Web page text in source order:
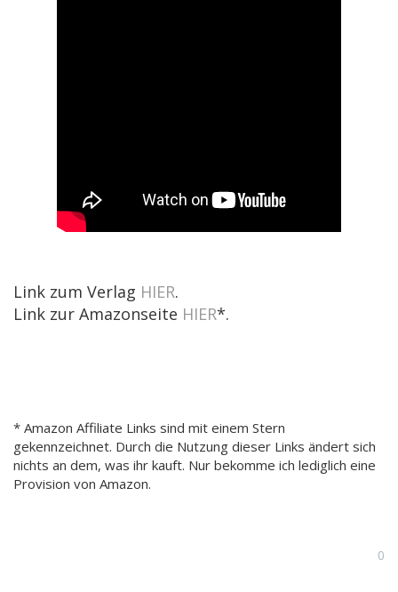
Link zum Verlag HIER.
Link zur Amazonseite HIER*.
* Amazon Affiliate Links sind mit einem Stern
gekennzeichnet. Durch die Nutzung dieser Links ändert sich
nichts an dem, was ihr kauft. Nur bekomme ich lediglich eine
Provision von Amazon.
0